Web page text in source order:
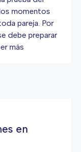
momentos
pareja. Por
debe preparar
más
en